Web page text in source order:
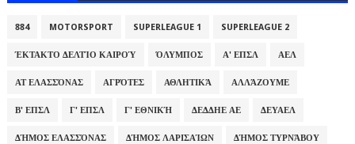
884 MOTORSPORT SUPERLEAGUE 1 SUPERLEAGUE 2
ΈΚΤΑΚΤΟ ΔΕΛΤΊΟ ΚΑΙΡΟΎ ΌΛΥΜΠΟΣ Α' ΕΠΣΛ ΑΕΛ
ΑΤ ΕΛΑΣΣΌΝΑΣ ΑΓΡΌΤΕΣ ΑΘΛΗΤΙΚΆ ΑΛΛΆΖΟΥΜΕ
Β' ΕΠΣΛ Γ' ΕΠΣΛ Γ' ΕΘΝΙΚΉ ΔΕΔΔΗΕ ΑΕ ΔΕΥΑΕΛ
ΔΉΜΟΣ ΕΛΑΣΣΌΝΑΣ ΔΉΜΟΣ ΛΑΡΙΣΑΊΩΝ ΔΉΜΟΣ ΤΥΡΝΆΒΟΥ